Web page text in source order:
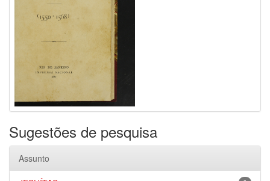
Sugestões de pesquisa
Assunto